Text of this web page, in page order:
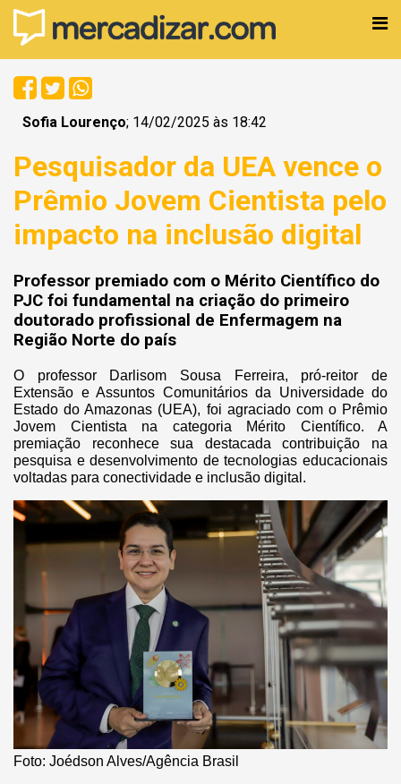
Sofia Lourenço; 14/02/2025 às 18:42
Pesquisador da UEA vence o
Prêmio Jovem Cientista pelo
impacto na inclusão digital
Professor premiado com o Mérito Científico do
PJC foi fundamental na criação do primeiro
doutorado profissional de Enfermagem na
Região Norte do país
O professor Darlisom Sousa Ferreira, pró-reitor de
Extensão e Assuntos Comunitários da Universidade do
Estado do Amazonas (UEA), foi agraciado com o Prêmio
Jovem Cientista na categoria Mérito Científico. A
premiação reconhece sua destacada contribuição na
pesquisa e desenvolvimento de tecnologias educacionais
voltadas para conectividade e inclusão digital.
Foto: Joédson Alves/Agência Brasil